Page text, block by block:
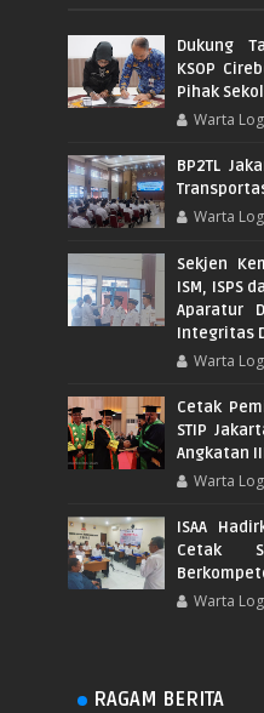
Dukung
KSOP
Pihak
Warta
BP2TL
Warta
Sekjen
ISM, ISPS
Aparatur
Integritas
Warta
Cetak
STIP
Angkatan
Warta
ISAA
Cetak
Warta
RAGAM BERITA